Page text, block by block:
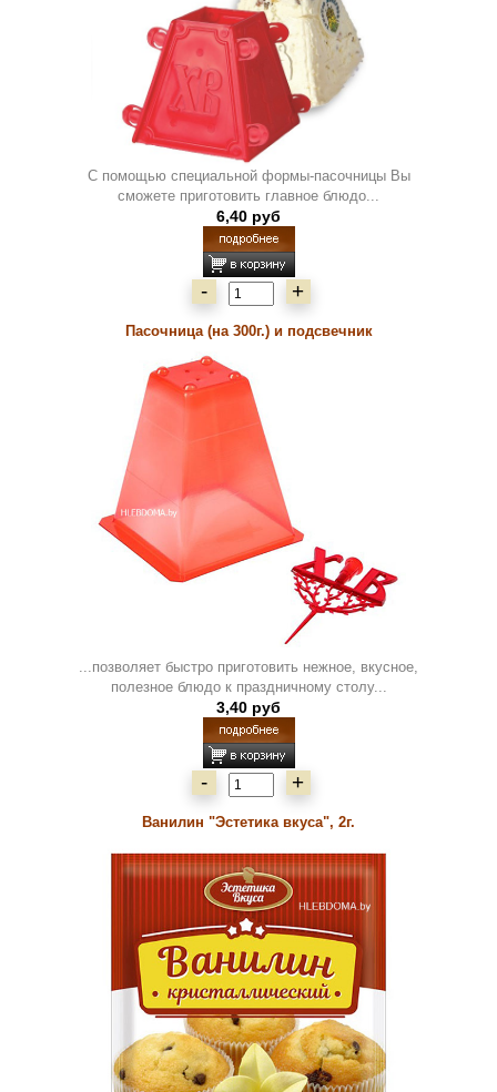
С помощью специальной формы-пасочницы Вы
сможете приготовить главное блюдо...
6,40 руб
- +
Пасочница (на 300г.) и подсвечник
...позволяет быстро приготовить нежное, вкусное,
полезное блюдо к праздничному столу...
3,40 руб
- +
Ванилин "Эстетика вкуса", 2г.